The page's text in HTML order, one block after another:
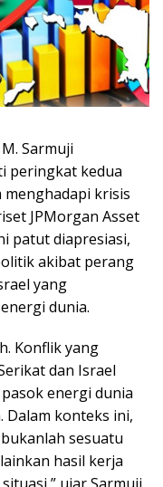
Sarmuji
peringkat kedua
krisis
JPMorgan Asset
patut diapresiasi,
akibat perang
yang
dunia.
Konflik yang
dan Israel
energi dunia
Dalam konteks ini,
sesuatu
hasil kerja